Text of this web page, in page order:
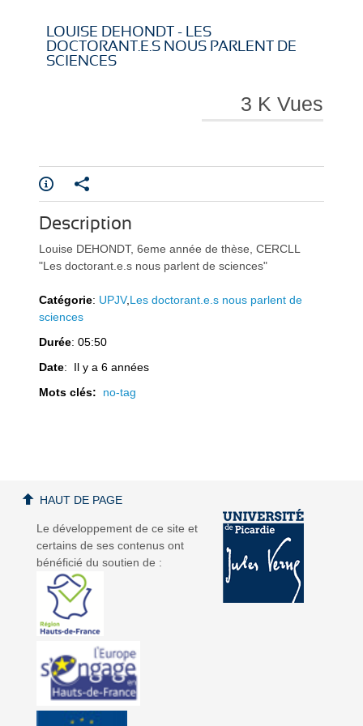
i
r
e
i
r
e
LOUISE DEHONDT - LES
DOCTORANT.E.S NOUS PARLENT DE
SCIENCES
3 K Vues
Description
Louise DEHONDT, 6eme année de thèse, CERCLL
"Les doctorant.e.s nous parlent de sciences"
Catégorie: UPJV, Les doctorant.e.s nous parlent de
sciences
Durée: 05:50
Date: Il y a 6 années
Mots clés: no-tag
Le développement de ce site et
certains de ses contenus ont
bénéficié du soutien de :
HAUT DE PAGE